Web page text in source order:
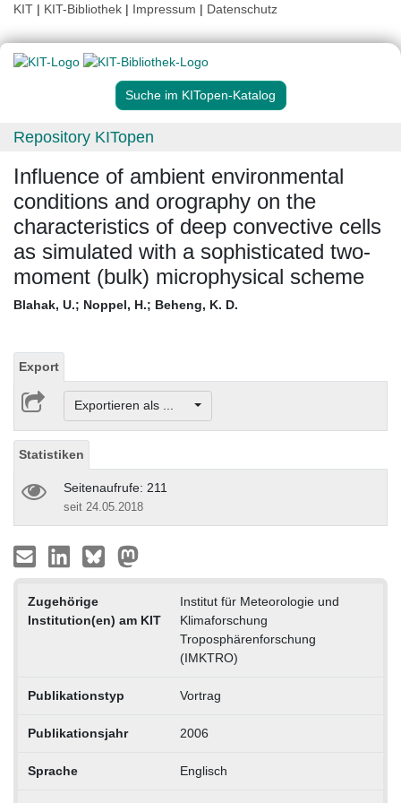
KIT | KIT-Bibliothek | Impressum | Datenschutz
Suche im KITopen-Katalog
Repository KITopen
Influence of ambient environmental
conditions and orography on the
characteristics of deep convective cells
as simulated with a sophisticated two-
moment (bulk) microphysical scheme
Blahak, U.; Noppel, H.; Beheng, K. D.
Export
Exportieren als ...
Statistiken
Seitenaufrufe: 211
seit 24.05.2018
Zugehörige
Institution(en) am KIT
Institut für Meteorologie und
Klimaforschung
Troposphärenforschung
(IMKTRO)
Publikationstyp Vortrag
Publikationsjahr 2006
Sprache Englisch